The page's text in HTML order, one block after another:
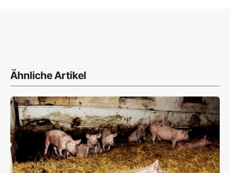
Ähnliche Artikel